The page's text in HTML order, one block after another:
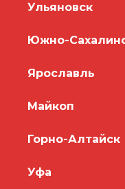
Ульяновск
Южно-
Ярославль
Майкоп
Горно-Алтайск
Уфа